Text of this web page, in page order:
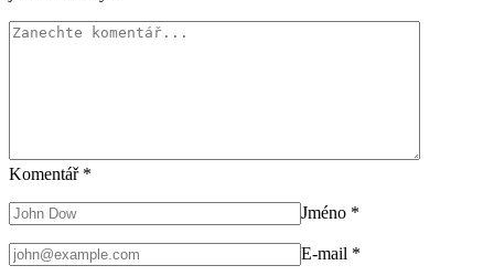
Komentář *
Jméno *
E-mail *